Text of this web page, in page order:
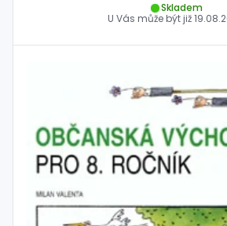
Skladem
U Vás může být již